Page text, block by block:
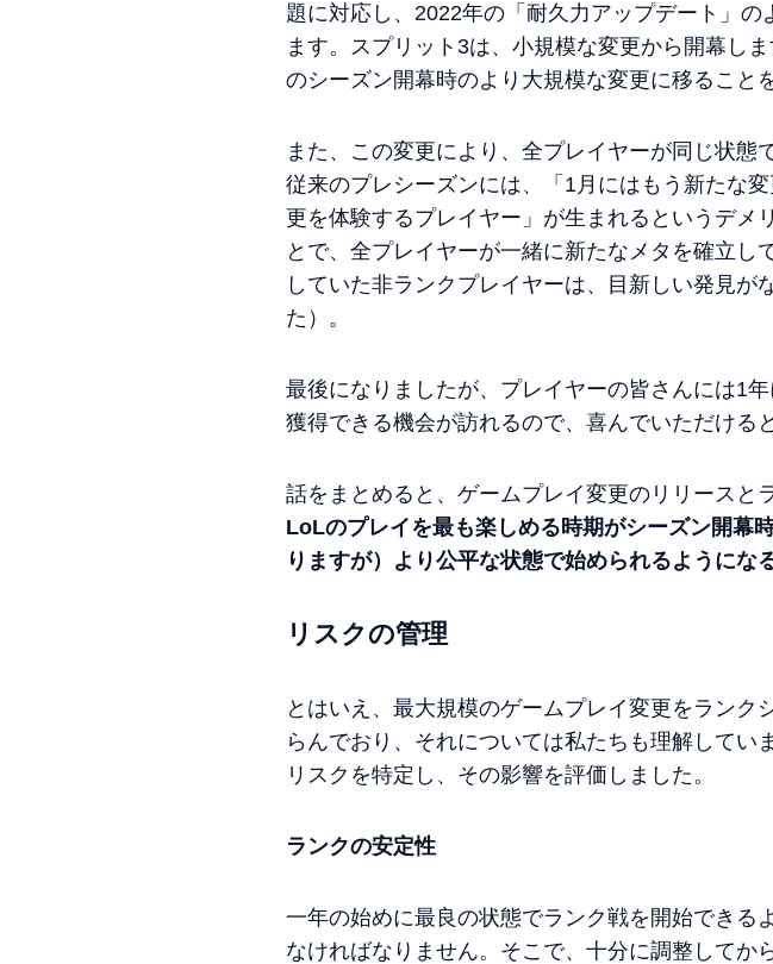
題に対応し、2022年の「耐久力アップデート」
ます。スプリット3は、小規模な変更から開幕し
のシーズン開幕時のより大規模な変更に移ること
また、この変更により、全プレイヤーが同じ状態
従来のプレシーズンには、「1月にはもう新たな
更を体験するプレイヤー」が生まれるというデメ
とで、全プレイヤーが一緒に新たなメタを確立
していた非ランクプレイヤーは、目新しい発見
た）。
最後になりましたが、プレイヤーの皆さんには1
獲得できる機会が訪れるので、喜んでいただける
話をまとめると、ゲームプレイ変更のリリースと
LoLのプレイを最も楽しめる時期がシーズン開幕
りますが）より公平な状態で始められるようにな
リスクの管理
とはいえ、最大規模のゲームプレイ変更をラン
らんでおり、それについては私たちも理解して
リスクを特定し、その影響を評価しました。
ランクの安定性
一年の始めに最良の状態でランク戦を開始でき
なければなりません。そこで、十分に調整して